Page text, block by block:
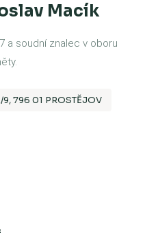
Macík
a soudní znalec v oboru
796 01 PROSTĚJOV